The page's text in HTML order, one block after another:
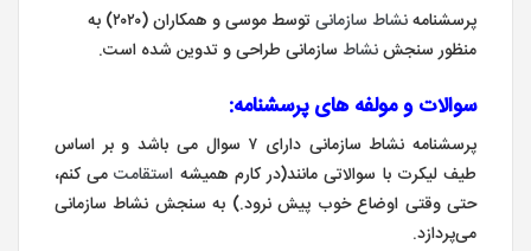
پرسشنامهنشاط سازمانی
توسط موسی و همکاران (۲۰۲۰) به
منظور سنجشنشاط سازمانی طراحی و تدوین شده است.
سوالات و مولفه های پرسشنامه:
پرسشنامه نشاط سازمانی دارای ۷ سوال می باشد و بر اساس
طیف لیکرت با سوالاتی مانند(در کارم همیشه استقامتمی کنم،
حتی وقتی اوضاع خوب پیش نرود.) به سنجش نشاط سازمانی
می‌پردازد.